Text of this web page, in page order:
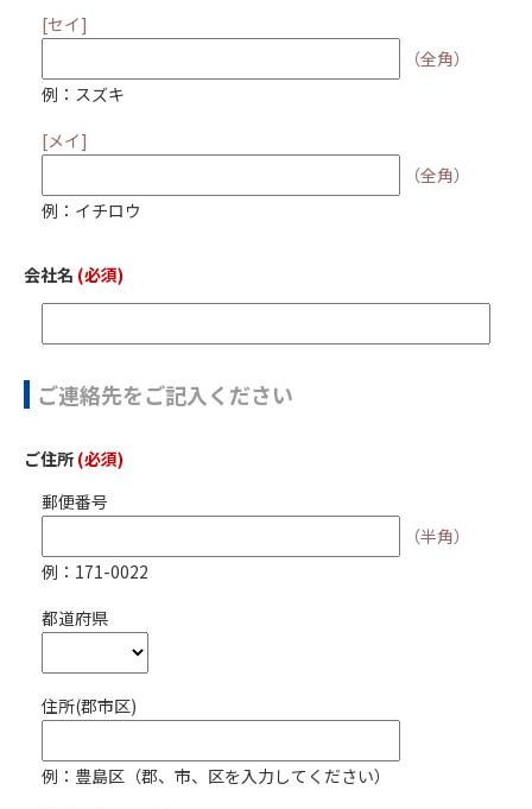
[セイ]
（全角）
例：スズキ
[メイ]
（全角）
例：イチロウ
会社名 (必須)
ご連絡先をご記入ください
ご住所 (必須)
郵便番号
（半角）
例：171-0022
都道府県
住所(郡市区)
例：豊島区（郡、市、区を入力してください）